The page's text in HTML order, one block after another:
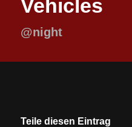
Vehicles
@night
Teile diesen Eintrag